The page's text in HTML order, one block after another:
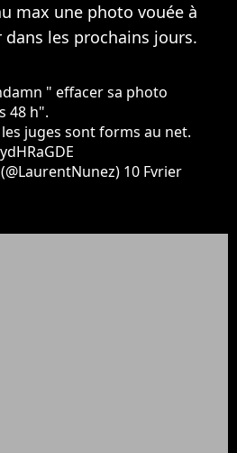
max une photo vouée à
les prochains jours.
" effacer sa photo
48 h".
les juges sont forms au net.
10 Fvrier